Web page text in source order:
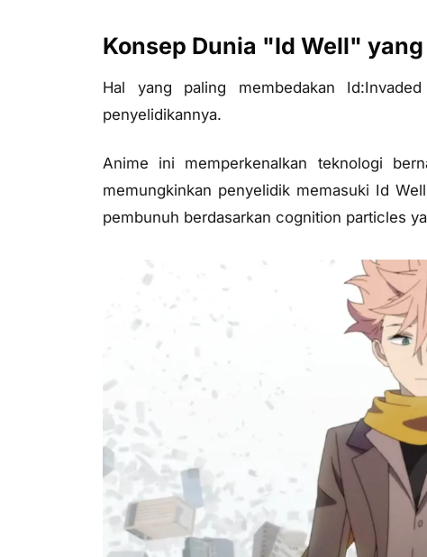
Konsep Dunia "Id Well"
Hal yang paling membedakan
penyelidikannya.
Anime ini memperkenalkan teknologi
memungkinkan penyelidik memasuki Id
pembunuh berdasarkan cognition particles